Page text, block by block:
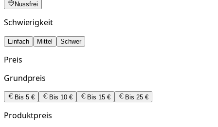
Nussfrei
Schwierigkeit
Einfach Mittel Schwer
Preis
Grundpreis
Bis 5 € Bis 10 € Bis 15 € Bis 25 €
Produktpreis